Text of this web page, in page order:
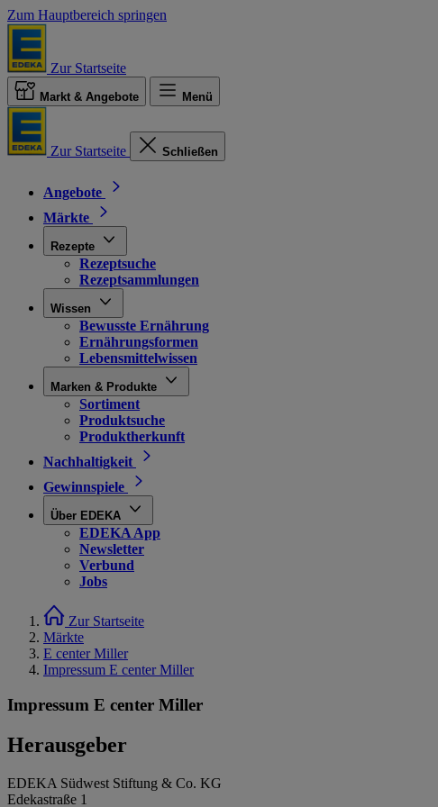
Zum Hauptbereich springen
Zur Startseite
Markt & Angebote Menü
Zur Startseite Schließen
Angebote
Märkte
Rezepte
Rezeptsuche
Rezeptsammlungen
Wissen
Bewusste Ernährung
Ernährungsformen
Lebensmittelwissen
Marken & Produkte
Sortiment
Produktsuche
Produktherkunft
Nachhaltigkeit
Gewinnspiele
Über EDEKA
EDEKA App
Newsletter
Verbund
Jobs
Zur Startseite
Märkte
E center Miller
Impressum E center Miller
Impressum E center Miller
Herausgeber
EDEKA Südwest Stiftung & Co. KG
Edekastraße 1